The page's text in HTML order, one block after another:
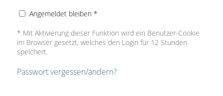
Angemeldet bleiben *
* Mit Aktivierung dieser Funktion wird ein Benutzer-Cookie
im Browser gesetzt, welches den Login für 12 Stunden
speichert.
Passwort vergessen/ändern?